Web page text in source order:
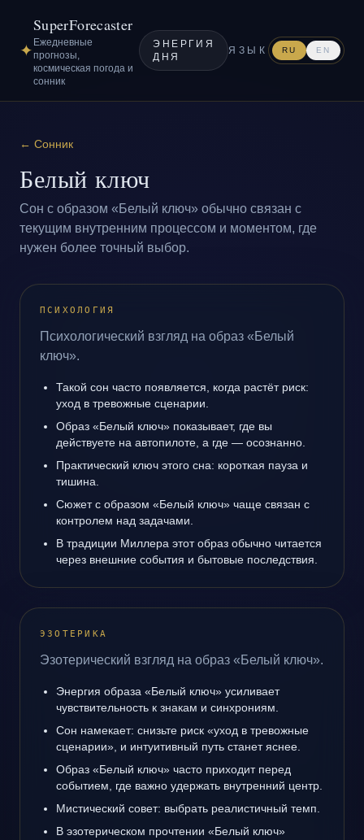
✦
SuperForecaster
Ежедневные
прогнозы,
космическая погода и
сонник
ЭНЕРГИЯ
ДНЯ
ЯЗЫК RU EN
← Сонник
Белый ключ
Сон с образом «Белый ключ» обычно связан с
текущим внутренним процессом и моментом, где
нужен более точный выбор.
ПСИХОЛОГИЯ
Психологический взгляд на образ «Белый
ключ».
Такой сон часто появляется, когда растёт риск:
уход в тревожные сценарии.
Образ «Белый ключ» показывает, где вы
действуете на автопилоте, а где — осознанно.
Практический ключ этого сна: короткая пауза и
тишина.
Сюжет с образом «Белый ключ» чаще связан с
контролем над задачами.
В традиции Миллера этот образ обычно читается
через внешние события и бытовые последствия.
ЭЗОТЕРИКА
Эзотерический взгляд на образ «Белый ключ».
Энергия образа «Белый ключ» усиливает
чувствительность к знакам и синхрониям.
Сон намекает: снизьте риск «уход в тревожные
сценарии», и интуитивный путь станет яснее.
Образ «Белый ключ» часто приходит перед
событием, где важно удержать внутренний центр.
Мистический совет: выбрать реалистичный темп.
В эзотерическом прочтении «Белый ключ»